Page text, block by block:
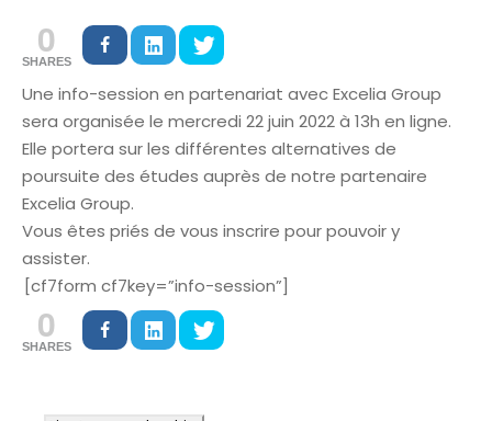
0
SHARES
Une info-session en partenariat avec Excelia Group
sera organisée le mercredi 22 juin 2022 à 13h en ligne.
Elle portera sur les différentes alternatives de
poursuite des études auprès de notre partenaire
Excelia Group.
Vous êtes priés de vous inscrire pour pouvoir y
assister.
[cf7form cf7key=”info-session”]
0
SHARES